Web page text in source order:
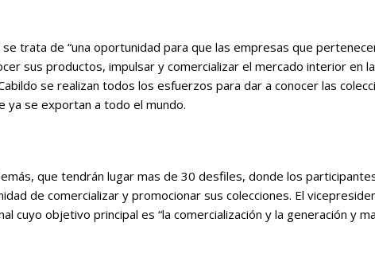
se trata de “una oportunidad para que las empresas que
sus productos, impulsar y comercializar el mercado interior en
se realizan todos los esfuerzos para dar a conocer las
ya se exportan a todo el mundo.
que tendrán lugar mas de 30 desfiles, donde los
de comercializar y promocionar sus colecciones. El
cuyo objetivo principal es “la comercialización y la generación y